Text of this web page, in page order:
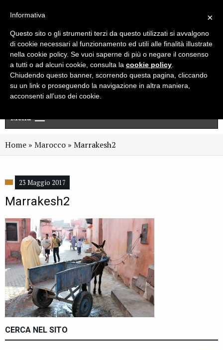
Newsletter
Menu
Home » Marocco » Marrakesh2
23 Maggio 2017
Marrakesh2
CERCA NEL SITO
×
Informativa
Questo sito o gli strumenti terzi da questo utilizzati si avvalgono
di cookie necessari al funzionamento ed utili alle finalità illustrate
nella cookie policy. Se vuoi saperne di più o negare il consenso
a tutti o ad alcuni cookie, consulta la cookie policy
Chiudendo questo banner, scorrendo questa pagina, cliccando
su un link o proseguendo la navigazione in altra maniera,
acconsenti all’uso dei cookie.